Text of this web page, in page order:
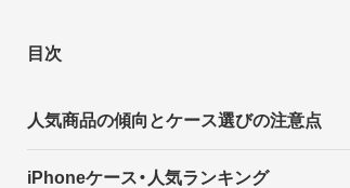
目次
人気商品の傾向とケース選びの注意点
iPhoneケース・人気ランキング